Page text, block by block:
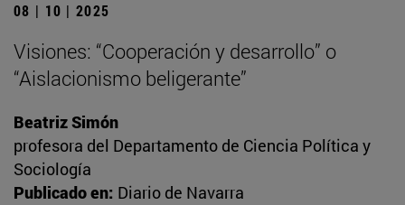
08 | 10 | 2025
Visiones: “Cooperación y desarrollo” o
“Aislacionismo beligerante”
Beatriz Simón
profesora del Departamento de Ciencia Política y
Sociología
Publicado en: Diario de Navarra